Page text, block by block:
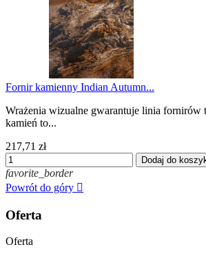
Fornir kamienny Indian Autumn...
Wrażenia wizualne gwarantuje linia fornirów
kamień to...
217,71 zł
Dodaj do
favorite_border
Powrót do góry 
Oferta
Oferta